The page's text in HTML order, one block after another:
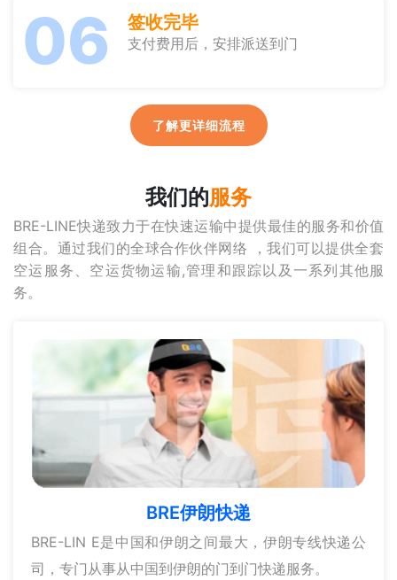
06 签收完毕
支付费用后，安排派送到门
了解更详细流程
我们的服务
BRE-LINE快递致力于在快速运输中提供最佳的服务和价值
组合。通过我们的全球合作伙伴网络 ，我们可以提供全套
空运服务、空运货物运输,管理和跟踪以及一系列其他服
务。
BRE伊朗快递
BRE-LIN E是中国和伊朗之间最大，伊朗专线快递公
司，专门从事从中国到伊朗的门到门快递服务。